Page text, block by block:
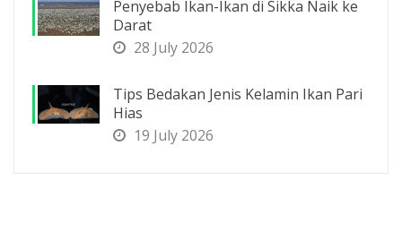
Penyebab Ikan-Ikan di Sikka Naik ke
Darat
28 July 2026
Tips Bedakan Jenis Kelamin Ikan Pari
Hias
19 July 2026